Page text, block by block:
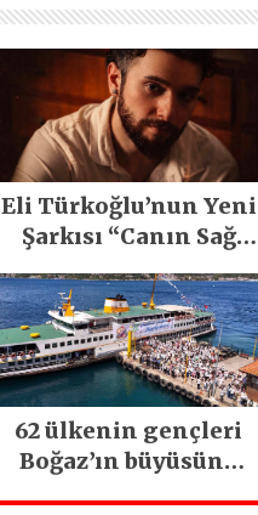
Eli Türkoğlu’nun Yeni
Şarkısı “Canın Sağ
Gördü!..
62 ülkenin gençleri
Boğaz’ın büyüsüne